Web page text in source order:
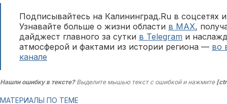
Подписывайтесь на Калининград.Ru в соцсетях
Узнавайте больше о жизни области в MAX,
дайджест главного за сутки в Telegram и
атмосферой и фактами из истории региона — во
канале
Нашли ошибку в тексте?Выделите мышью текст с ошибкой и нажмите
МАТЕРИАЛЫ ПО ТЕМЕ